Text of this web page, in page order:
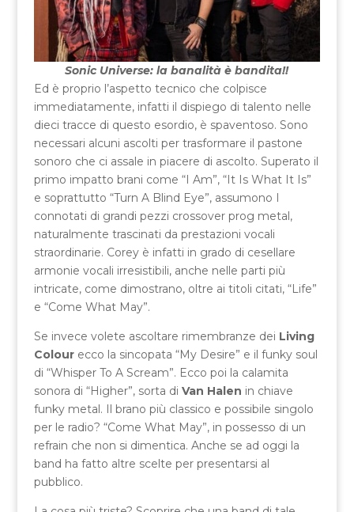
Sonic Universe: la banalità è bandita!!
Ed è proprio l’aspetto tecnico che colpisce
immediatamente, infatti il dispiego di talento nelle
dieci tracce di questo esordio, è spaventoso. Sono
necessari alcuni ascolti per trasformare il pastone
sonoro che ci assale in piacere di ascolto. Superato il
primo impatto brani come “I Am”, “It Is What It Is”
e soprattutto “Turn A Blind Eye”, assumono I
connotati di grandi pezzi crossover prog metal,
naturalmente trascinati da prestazioni vocali
straordinarie. Corey è infatti in grado di cesellare
armonie vocali irresistibili, anche nelle parti più
intricate, come dimostrano, oltre ai titoli citati, “Life”
e “Come What May”.
Se invece volete ascoltare rimembranze dei Living
Colourecco la sincopata “My Desire” e il funky soul
di “Whisper To A Scream”. Ecco poi la calamita
sonora di “Higher”, sorta di Van Halen in chiave
funky metal. Il brano più classico e possibile singolo
per le radio? “Come What May”, in possesso di un
refrain che non si dimentica. Anche se ad oggi la
band ha fatto altre scelte per presentarsi al
pubblico.